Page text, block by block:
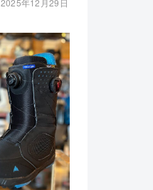
2025年12月29日